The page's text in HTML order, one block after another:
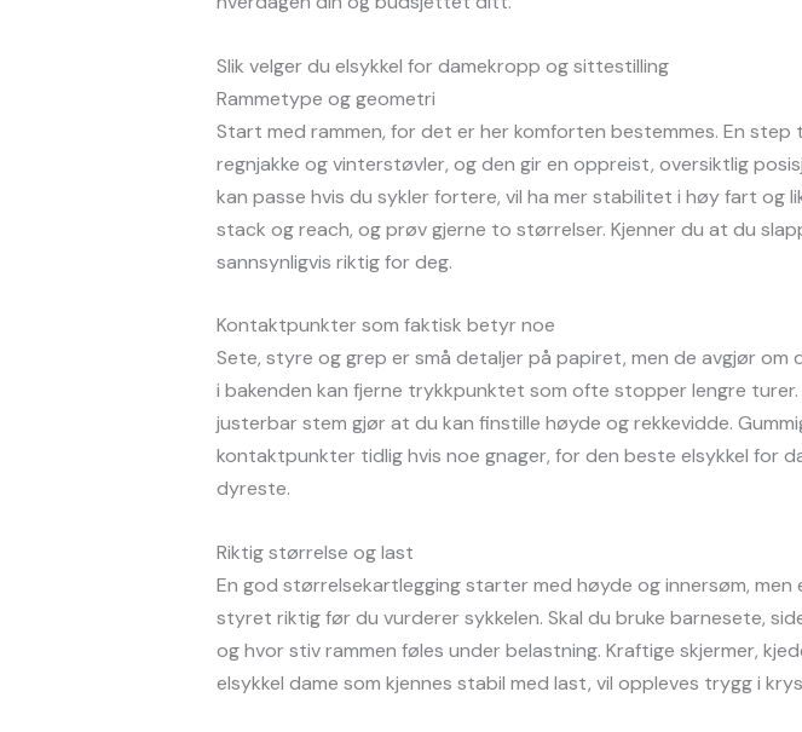
Slik velger du elsykkel for damekropp og sittestilling
Rammetype og geometri
Start med rammen, for det er her komforten bestemmes. En
regnjakke og vinterstøvler, og den gir en oppreist, oversiktlig
kan passe hvis du sykler fortere, vil ha mer stabilitet i høy fart og
stack og reach, og prøv gjerne to størrelser. Kjenner du at du
sannsynligvis riktig for deg.
Kontaktpunkter som faktisk betyr noe
Sete, styre og grep er små detaljer på papiret, men de avgjør
i bakenden kan fjerne trykkpunktet som ofte stopper lengre
justerbar stem gjør at du kan finstille høyde og rekkevidde.
kontaktpunkter tidlig hvis noe gnager, for den beste elsykkel for
dyreste.
Riktig størrelse og last
En god størrelsekartlegging starter med høyde og innersøm,
styret riktig før du vurderer sykkelen. Skal du bruke barnesete,
og hvor stiv rammen føles under belastning. Kraftige skjermer,
elsykkel dame som kjennes stabil med last, vil oppleves trygg i